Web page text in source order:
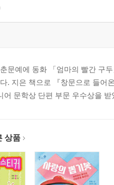
문예에 동화 「엄마의 빨간 구
. 지은 책으로 『창문으로 들어
어 문학상 단편 부문 우수상을
상품